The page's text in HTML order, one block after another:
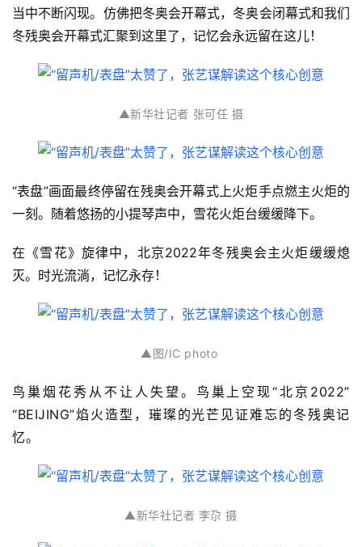
当中不断闪现。仿佛把冬奥会开幕式，冬奥会闭幕式和我们
冬残奥会开幕式汇聚到这里了，记忆会永远留在这儿！
▲新华社记者 张可任 摄
“表盘”画面最终停留在残奥会开幕式上火炬手点燃主火炬的
一刻。随着悠扬的小提琴声中，雪花火炬台缓缓降下。
在《雪花》旋律中，北京2022年冬残奥会主火炬缓缓熄
灭。时光流淌，记忆永存！
▲图/IC photo
鸟巢烟花秀从不让人失望。鸟巢上空现“北京2022”
“BEIJING”焰火造型，璀璨的光芒见证难忘的冬残奥记
忆。
▲新华社记者 李尕 摄